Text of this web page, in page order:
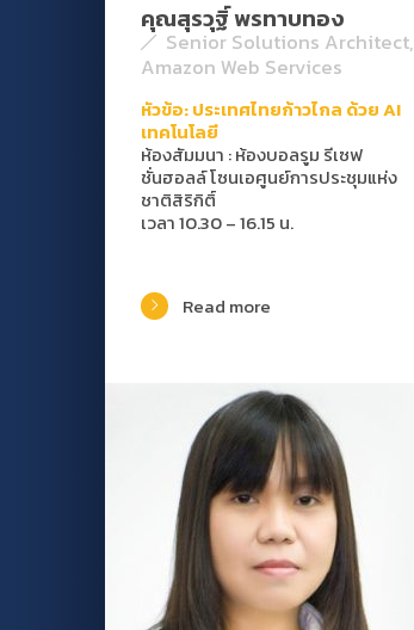
คุณสุรวุฐิ์ พรทาบทอง
Senior Solutions Architect,
Amazon Web Services
หัวข้อ: ประเทศไทยก้าวไกล ด้วย AI
เทคโนโลยี
ห้องสัมมนา :ห้องบอลรูม รีเซฟ
ชั่นฮอลล์ โซนเอศูนย์การประชุมแห่ง
ชาติสิริกิติ์
เวลา 10.30 – 16.15 น.
Read more